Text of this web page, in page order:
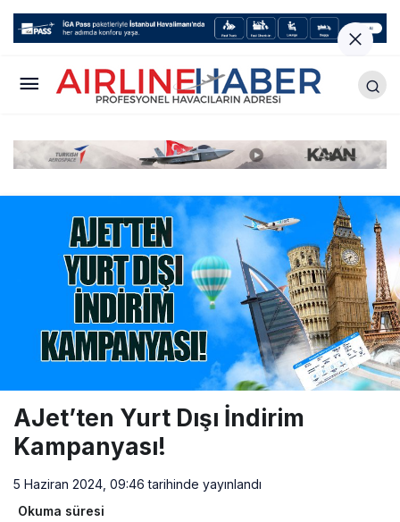
AJet’ten Yurt Dışı İndirim
Kampanyası!
5 Haziran 2024, 09:46 tarihinde yayınlandı
Okuma süresi